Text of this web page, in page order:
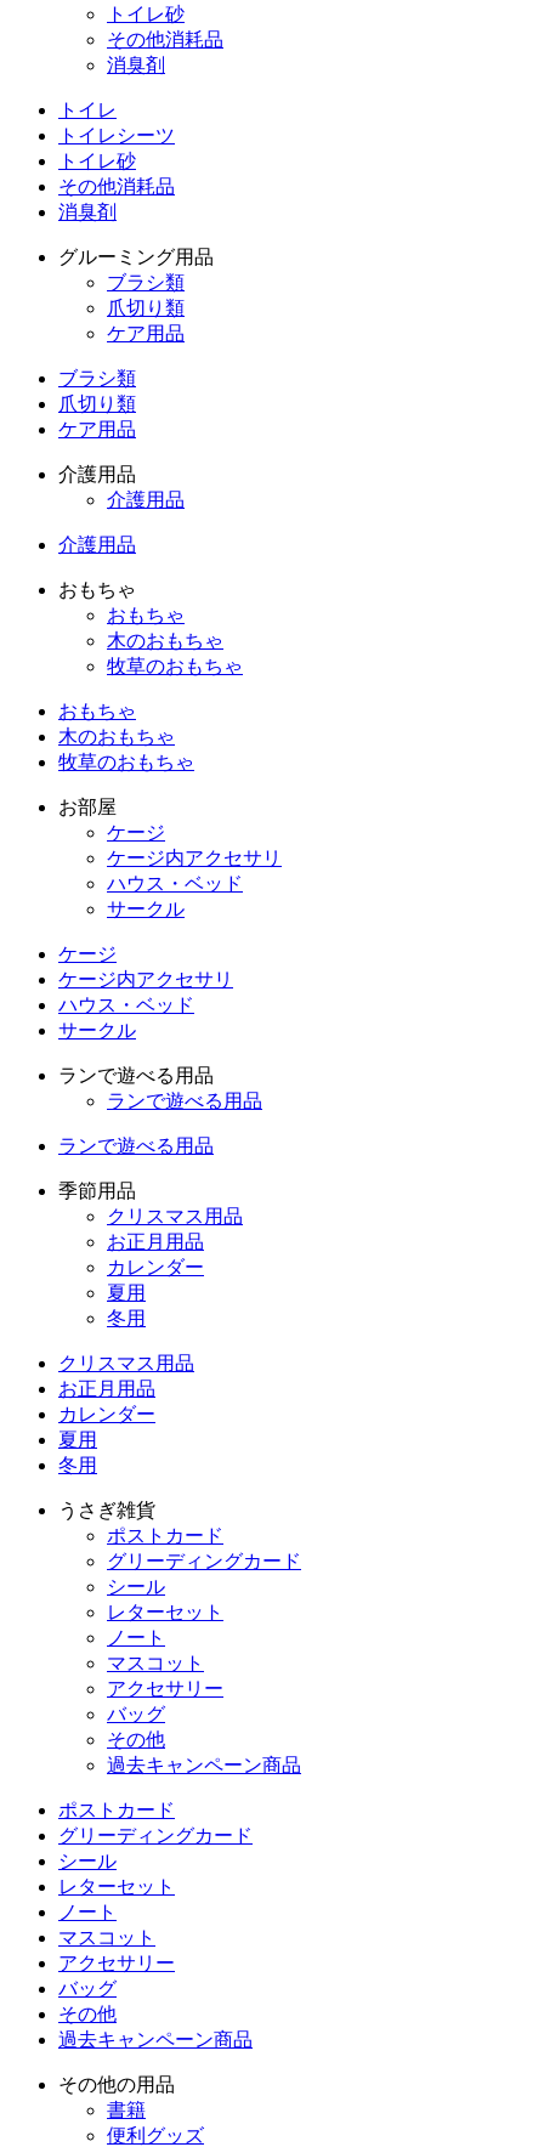
トイレ砂
その他消耗品
消臭剤
トイレ
トイレシーツ
トイレ砂
その他消耗品
消臭剤
グルーミング用品
ブラシ類
爪切り類
ケア用品
ブラシ類
爪切り類
ケア用品
介護用品
介護用品
介護用品
おもちゃ
おもちゃ
木のおもちゃ
牧草のおもちゃ
おもちゃ
木のおもちゃ
牧草のおもちゃ
お部屋
ケージ
ケージ内アクセサリ
ハウス・ベッド
サークル
ケージ
ケージ内アクセサリ
ハウス・ベッド
サークル
ランで遊べる用品
ランで遊べる用品
ランで遊べる用品
季節用品
クリスマス用品
お正月用品
カレンダー
夏用
冬用
クリスマス用品
お正月用品
カレンダー
夏用
冬用
うさぎ雑貨
ポストカード
グリーディングカード
シール
レターセット
ノート
マスコット
アクセサリー
バッグ
その他
過去キャンペーン商品
ポストカード
グリーディングカード
シール
レターセット
ノート
マスコット
アクセサリー
バッグ
その他
過去キャンペーン商品
その他の用品
書籍
便利グッズ